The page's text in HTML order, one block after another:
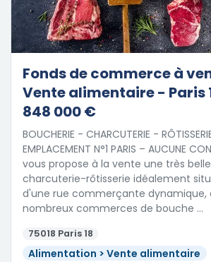
Fonds de commerce à
Vente alimentaire - Paris
848 000 €
BOUCHERIE - CHARCUTERIE -
EMPLACEMENT N°1 PARIS – AUCUNE
vous propose à la vente une très
charcuterie-rôtisserie idéalement
d'une rue commerçante dynamique,
nombreux commerces de bouche …
75018 Paris 18
Alimentation > Vente alimentaire